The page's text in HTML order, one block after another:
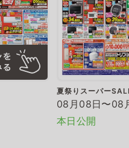
夏祭りスーパー
08月08日〜08
本日公開